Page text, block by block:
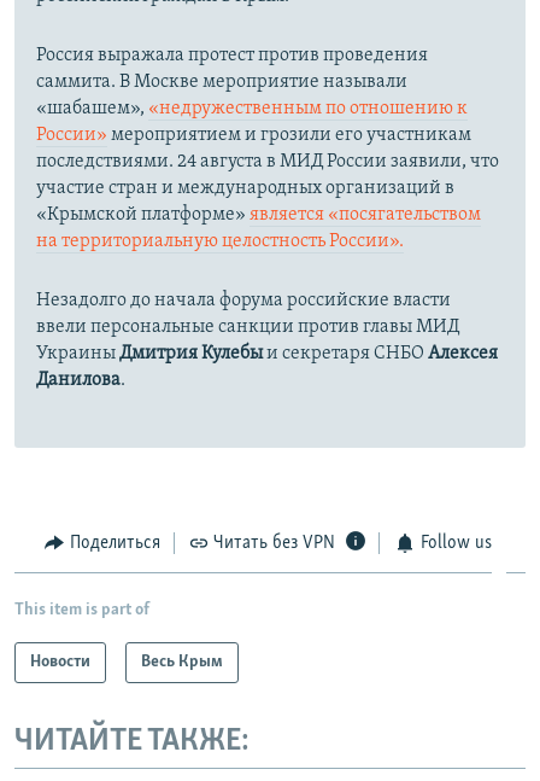
Россия выражала протест против проведения
саммита. В Москве мероприятие называли
«шабашем», «недружественным по отношению к
России» мероприятием и грозили его участникам
последствиями. 24 августа в МИД России заявили, что
участие стран и международных организаций в
«Крымской платформе» является «посягательством
на территориальную целостность России».
Незадолго до начала форума российские власти
ввели персональные санкции против главы МИД
УкраиныДмитрия Кулебыи секретаря СНБО Алексея
Данилова.
Поделиться Читать без VPN Follow us
This item is part of
Новости Весь Крым
ЧИТАЙТЕ ТАКЖЕ: